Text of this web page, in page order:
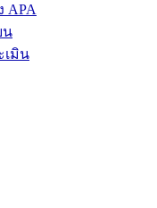
APA
น
เมิน